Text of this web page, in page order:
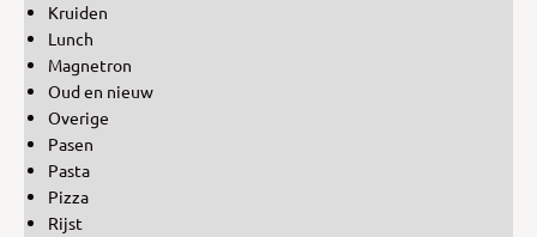
Kruiden
Lunch
Magnetron
Oud en nieuw
Overige
Pasen
Pasta
Pizza
Rijst